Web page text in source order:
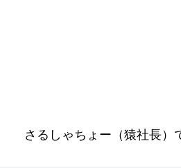
さるしゃちょー（猿社長）